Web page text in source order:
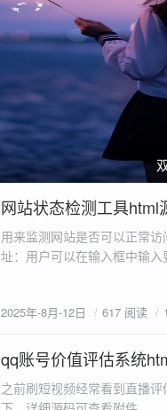
2025-8-12
网站状态检测工具html
用来监测网站是否可以正常
址：用户可以在输入框中输
同时也会从筛选下拉框中移
测功能： 设置监测间隔：用
停止监测：点击 “开始监测”
隔时间循环检测。点击 “停止
2025年-8月-12日 617 阅读
2025-7-2
qq账号价值评估系统
之前刷短视频经常看到直播